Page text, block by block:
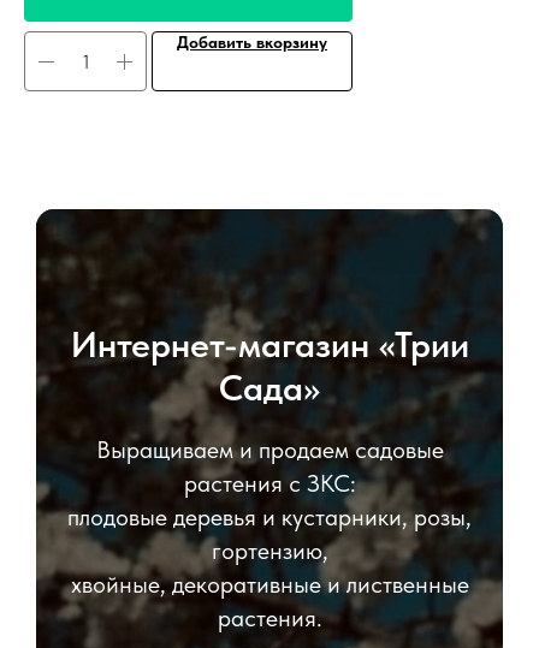
Добавить вкорзину
Интернет-магазин «Трии
Сада»
Выращиваем и продаем садовые
растения с ЗКС:
плодовые деревья и кустарники, розы,
гортензию,
хвойные, декоративные и лиственные
растения.